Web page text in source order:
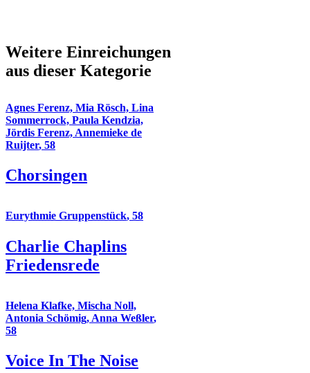
Weitere Einreichungen
aus dieser Kategorie
Agnes Ferenz, Mia Rösch, Lina
Sommerrock, Paula Kendzia,
Jördis Ferenz, Annemieke de
Ruijter, 58
Chorsingen
Eurythmie Gruppenstück, 58
Charlie Chaplins
Friedensrede
Helena Klafke, Mischa Noll,
Antonia Schömig, Anna Weßler,
58
Voice In The Noise